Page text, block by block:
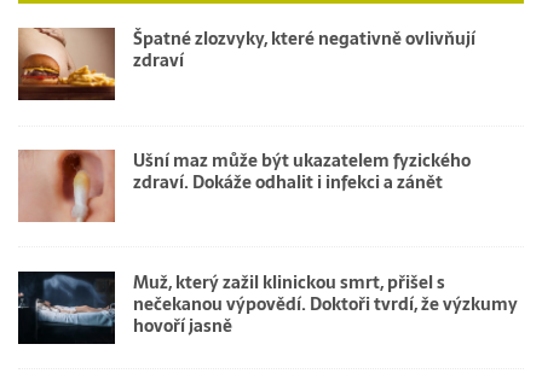
Špatné zlozvyky, které negativně ovlivňují
zdraví
Ušní maz může být ukazatelem fyzického
zdraví. Dokáže odhalit i infekci a zánět
Muž, který zažil klinickou smrt, přišel s
nečekanou výpovědí. Doktoři tvrdí, že výzkumy
hovoří jasně